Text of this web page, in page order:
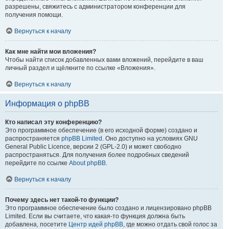
разрешены, свяжитесь с администратором конференции для
получения помощи.
Вернуться к началу
Как мне найти мои вложения?
Чтобы найти список добавленных вами вложений, перейдите в ваш
личный раздел и щёлкните по ссылке «Вложения».
Вернуться к началу
Информация о phpBB
Кто написал эту конференцию?
Это программное обеспечение (в его исходной форме) создано и
распространяется phpBB Limited . Оно доступно на условиях GNU
General Public Licence, версии 2 (GPL-2.0) и может свободно
распространяться. Для получения более подробных сведений
перейдите по ссылке About phpBB.
Вернуться к началу
Почему здесь нет такой-то функции?
Это программное обеспечение было создано и лицензировано phpBB
Limited. Если вы считаете, что какая-то функция должна быть
добавлена, посетите Центр идей phpBB, где можно отдать свой голос за